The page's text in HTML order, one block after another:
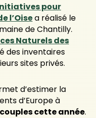
pour
l’Oisea réalisé le
de Chantilly.
Naturels des
des inventaires
sites privés.
d’estimer la
d’Europe à
cette année.